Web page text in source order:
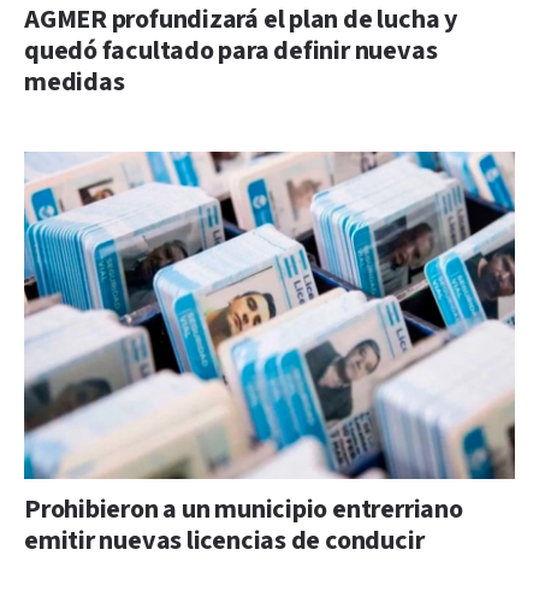
AGMER profundizará el plan de lucha y
quedó facultado para definir nuevas
medidas
Prohibieron a un municipio entrerriano
emitir nuevas licencias de conducir